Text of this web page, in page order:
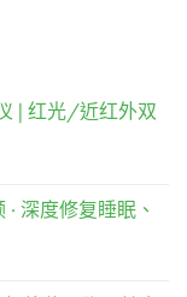
| 红光/近红外双
深度修复睡眠、